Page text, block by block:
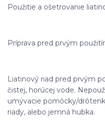
Použitie a ošetrovanie
Príprava pred prvým
Liatinový riad pred prvým
čistej, horúcej vode.
umývacie pomôcky/
riady, alebo jemná hubka.